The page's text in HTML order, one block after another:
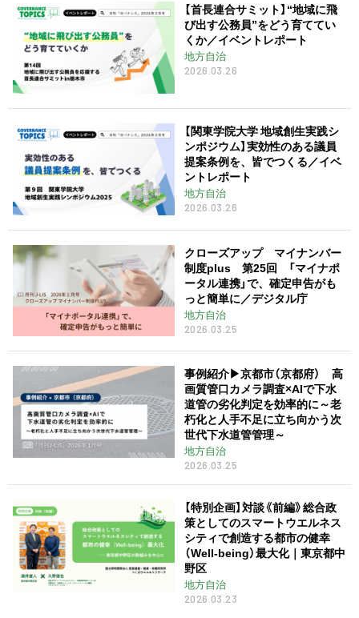
【首長連合サミット】“地域に飛
び出す公務員”をどう育ててい
くか／イベントレポート
地方自治
2026.03.26
【関東学院大学 地域創生実践シ
ンポジウム】実効性のある議員
提案条例を、皆でつくる／イベ
ントレポート
地方自治
2026.03.26
クローズアップ マイナンバー
制度plus 第25回 「マイナポ
ータル連携」で、確定申告がも
っと簡単に／デジタル庁
地方自治
2026.03.25
事例紹介▶︎京都市（京都府） 高
画質管口カメラ調査×AIで下水
道管の劣化判定を効率的に～老
朽化と人手不足に立ち向かう次
世代下水道管管理～
地方自治
2026.03.25
【特別企画】対談《前編》総合政
策としてのスマートウエルネス
シティで創造する都市の健幸
（Well-being）最大化｜東京都中
野区
地方自治
2026.03.23